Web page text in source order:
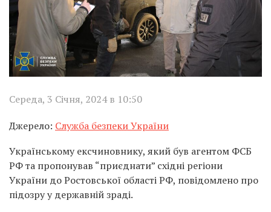
Середа, 3 Січня, 2024 в 10:50
Джерело: Служба безпеки України
Українському ексчиновнику, який був агентом ФСБ
РФ та пропонував “приєднати” східні регіони
України до Ростовської області РФ, повідомлено про
підозру у державній зраді.